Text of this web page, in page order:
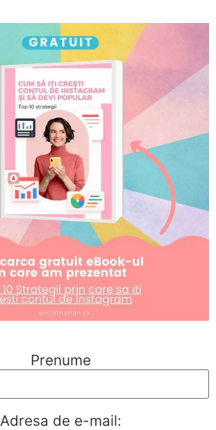
Prenume
Adresa de e-mail: